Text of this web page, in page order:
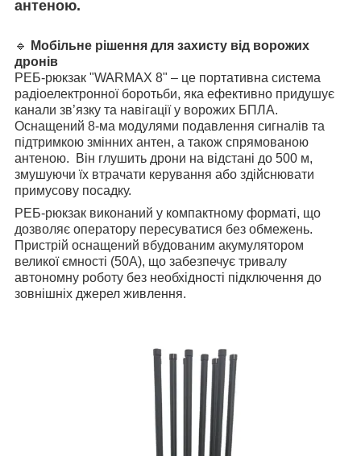
антеною.
🔹
Мобільне рішення для захисту від ворожих
дронів
РЕБ-рюкзак "WARMAX 8" – це портативна система
радіоелектронної боротьби, яка ефективно придушує
канали зв’язку та навігації у ворожих БПЛА.
Оснащений 8-ма модулями подавлення сигналів та
підтримкою змінних антен, а також спрямованою
антеною. Він глушить дрони на відстані до 500 м,
змушуючи їх втрачати керування або здійснювати
примусову посадку.
РЕБ-рюкзак виконаний у компактному форматі, що
дозволяє оператору пересуватися без обмежень.
Пристрій оснащений вбудованим акумулятором
великої ємності (50А), що забезпечує тривалу
автономну роботу без необхідності підключення до
зовнішніх джерел живлення.